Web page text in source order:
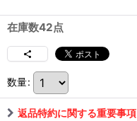
在庫数42点
数量:
返品特約に関する重要事項